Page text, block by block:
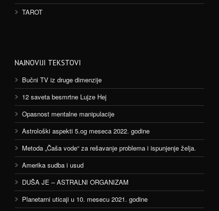
TAROT
NAJNOVIJI TEKSTOVI
Bučni TV iz druge dimenzije
12 saveta besmrtne Lujze Hej
Opasnost mentalne manipulacije
Astrološki aspekti 5.og meseca 2022. godine
Metoda „Čaša vode“ za rešavanje problema i ispunjenje želja.
Amerika sudba i usud
DUŠA JE – ASTRALNI ORGANIZAM
Planetarni uticaji u 10. mesecu 2021. godine